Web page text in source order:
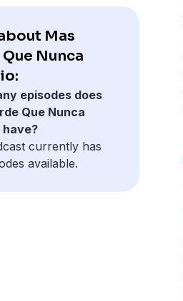
Mas
Nunca
episodes does
Que Nunca
have?
currently has
available.